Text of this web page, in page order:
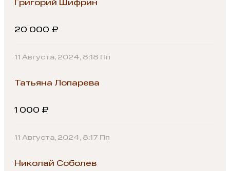
Григорий Шифрин
20 000 ₽
11 Августа, 2024, 8:18 Пп
Татьяна Лопарева
1 000 ₽
11 Августа, 2024, 8:17 Пп
Николай Соболев